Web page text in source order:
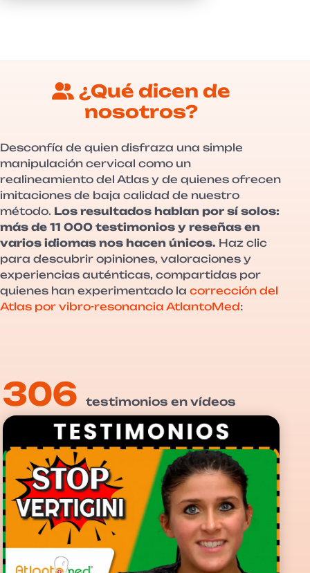
¿Qué dicen de
nosotros?
Desconfía de quien disfraza una simple
manipulación cervical como un
realineamiento del Atlas y de quienes ofrecen
imitaciones de baja calidad de nuestro
método. Los resultados hablan por sí solos:
más de 11 000 testimonios y reseñas en
varios idiomas nos hacen únicos. Haz clic
para descubrir opiniones, valoraciones y
experiencias auténticas, compartidas por
quienes han experimentado la corrección del
Atlas por vibro-resonancia AtlantoMed:
306 testimonios en vídeos